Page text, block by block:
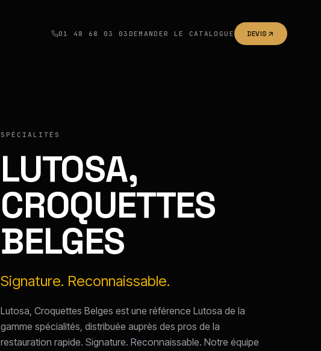
01 48 68 03 03 DEMANDER LE CATALOGUE DEVIS
SPÉCIALITÉS
LUTOSA,
CROQUETTES
BELGES
Signature. Reconnaissable.
Lutosa, Croquettes Belges est une référence Lutosa de la
gamme spécialités, distribuée auprès des pros de la
restauration rapide. Signature. Reconnaissable. Notre équipe